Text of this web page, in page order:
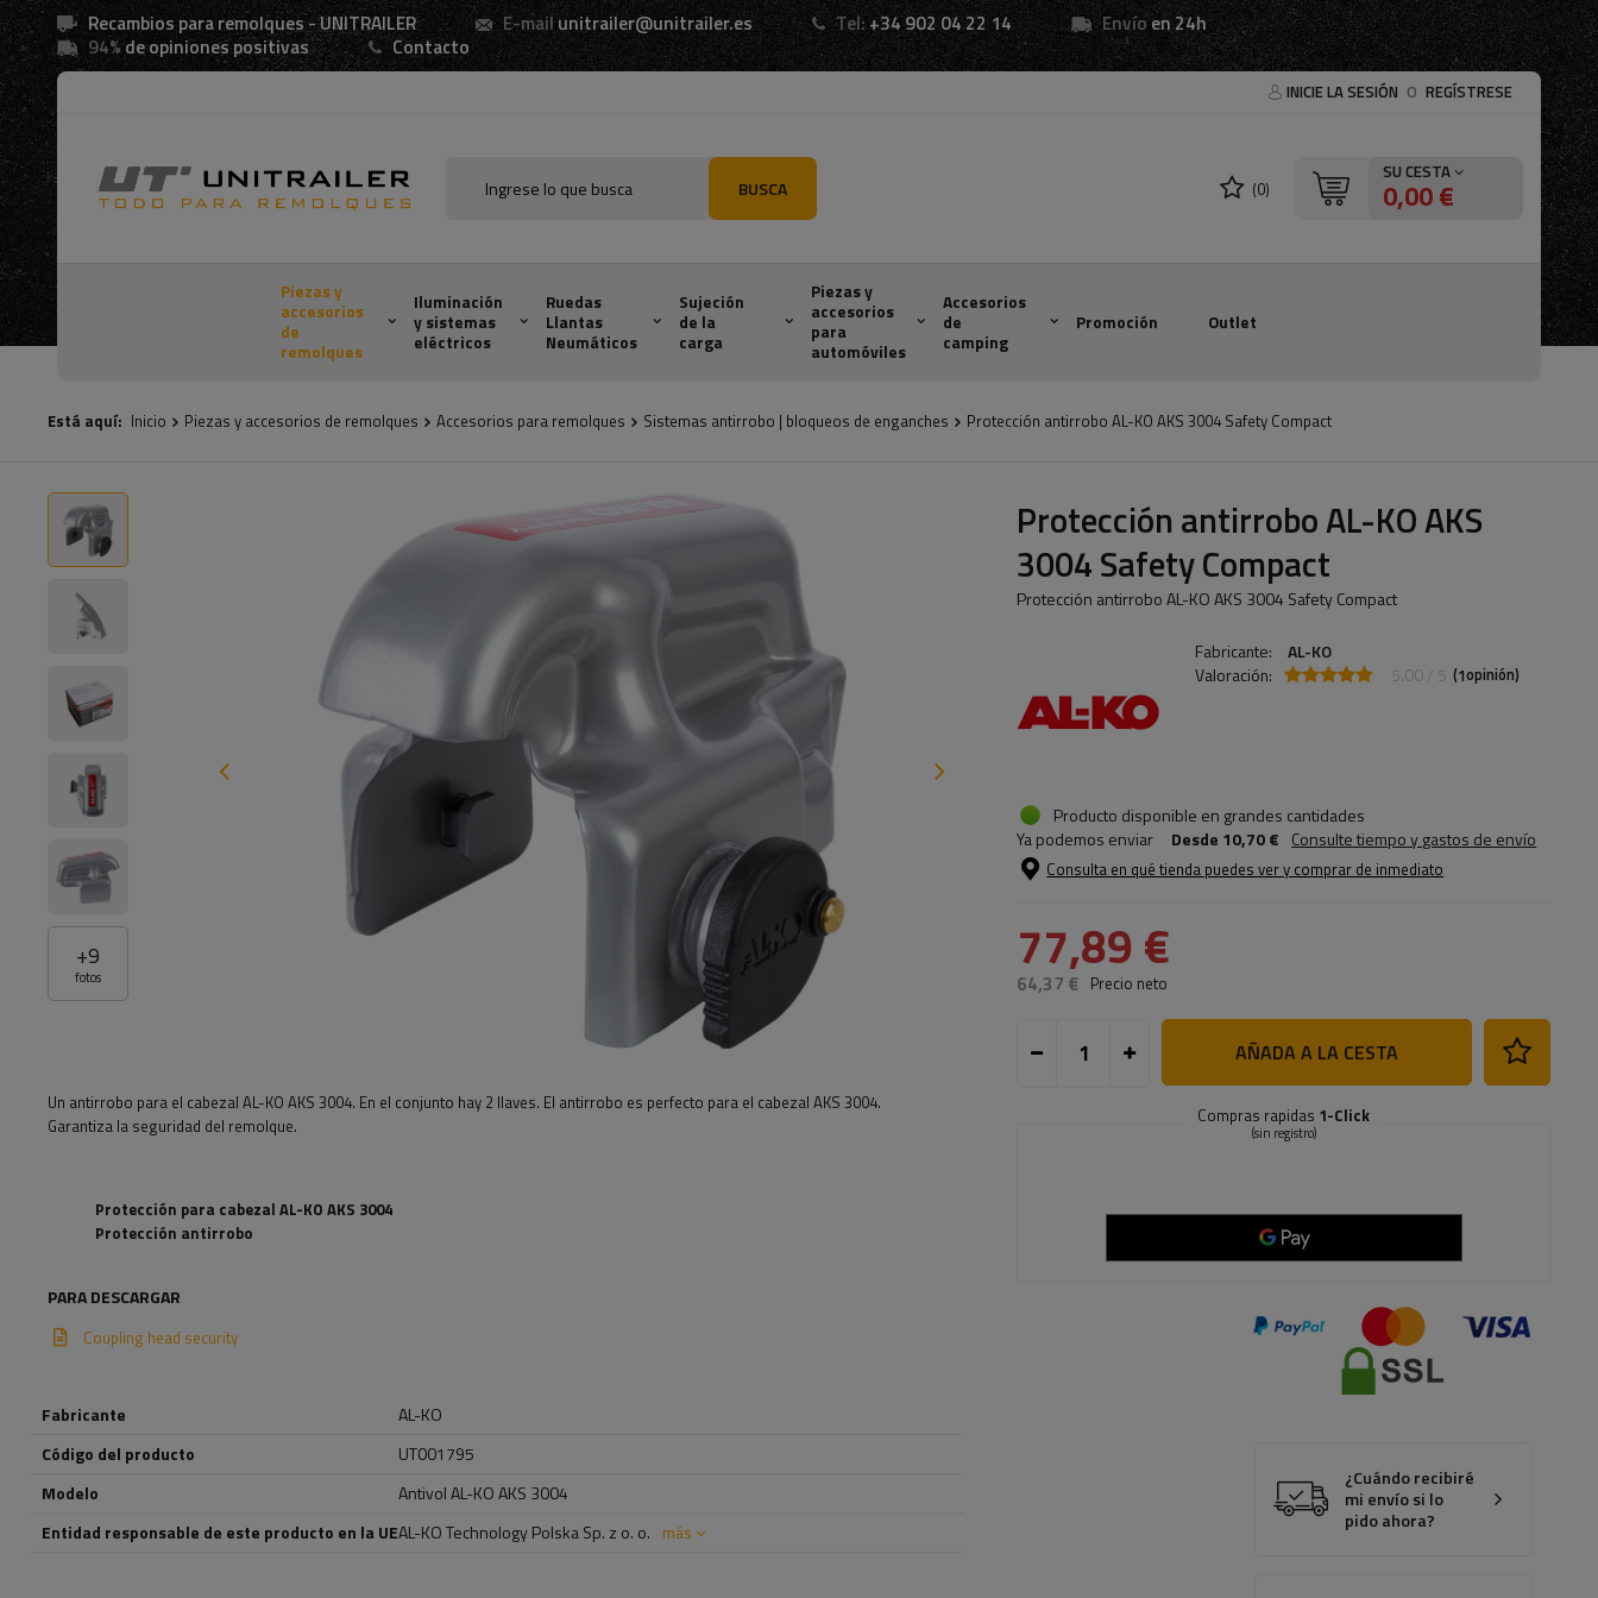
Recambios para remolques - UNITRAILER E-mail unitrailer@unitrailer.es Tel: +34 902 04 22 14 Envíoen 24h
94% de opiniones positivas Contacto
INICIE LA SESIÓN O REGÍSTRESE
BUSCA (0)
SU CESTA
0,00 €
Piezas y
accesorios
de
remolques
Iluminación
y sistemas
eléctricos
Ruedas
Llantas
Neumáticos
Sujeción
de la
carga
Piezas y
accesorios
para
automóviles
Accesorios
de
camping
Promoción Outlet
Está aquí: Inicio Piezas y accesorios de remolques Accesorios para remolques Sistemas antirrobo | bloqueos de enganches Protección antirrobo AL-KO AKS 3004 Safety Compact
+9
fotos
Protección antirrobo AL-KO AKS
3004 Safety Compact
Protección antirrobo AL-KO AKS 3004 Safety Compact
Fabricante:
AL-KO
Valoración:
5.00 / 5 (1opinión)
Producto disponible en grandes cantidades
Ya podemos enviar
Desde 10,70 € Consulte tiempo y gastos de envío
Consulta en qué tienda puedes ver y comprar de inmediato
77,89 €
64,37 € Precio neto
AÑADA A LA CESTA
Compras rapidas 1-Click
(sin registro)
¿Cuándo recibiré
mi envío si lo
pido ahora?
Un antirrobo para el cabezal AL-KO AKS 3004. En el conjunto hay 2 llaves. El antirrobo es perfecto para el cabezal AKS 3004.
Garantiza la seguridad del remolque.
Protección para cabezal AL-KO AKS 3004
Protección antirrobo
PARA DESCARGAR
Coupling head security
Fabricante
AL-KO
Código del producto
UT001795
Modelo
Antivol AL-KO AKS 3004
Entidad responsable de este producto en la UEAL-KO Technology Polska Sp. z o. o. más